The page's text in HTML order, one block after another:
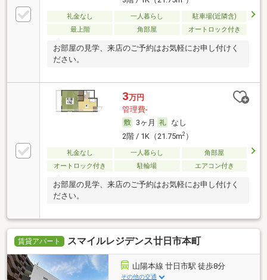
礼金なし 一人暮らし
駐車場(近隣含)
最上階
角部屋 オートロック付き
お部屋の見学、来店のご予約はお気軽にお申し付けく
ださい。
3万円
管理費-
3ヶ月
なし
2階 / 1K（21.75m2）
礼金なし 一人暮らし
角部屋
オートロック付き
駐輪場 エアコン付き
お部屋の見学、来店のご予約はお気軽にお申し付けく
ださい。
賃貸アパート スマイルレジデンス廿日市本町
山陽本線 廿日市駅 徒歩8分
その他の交通